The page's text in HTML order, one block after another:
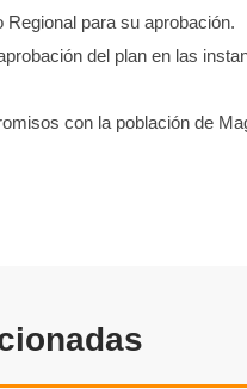
para su aprobación.
del plan en las
con la población de